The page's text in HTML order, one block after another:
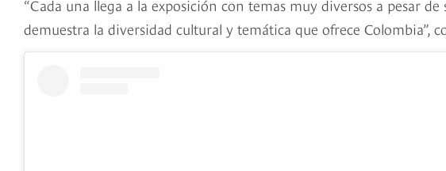
“Cada una llega a la exposición con temas muy diversos a pesar
demuestra la diversidad cultural y temática que ofrece Colombia”,